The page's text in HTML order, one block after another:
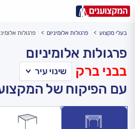
עיר: תל אביב, חיפה…
בעלי מקצוע פרגולות אלומיניום פרגולות
פרגולות אלומיניום
בבני ברק
עם הפיקוח של